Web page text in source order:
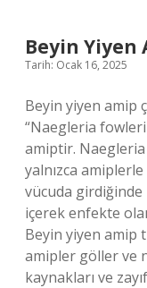
Beyin Yiyen
Tarih: Ocak 16, 2025
Beyin yiyen amip
“Naegleria
amiptir.
yalnızca
vücuda
içerek enfekte
Beyin yiyen amip
amipler göller ve
kaynakları ve